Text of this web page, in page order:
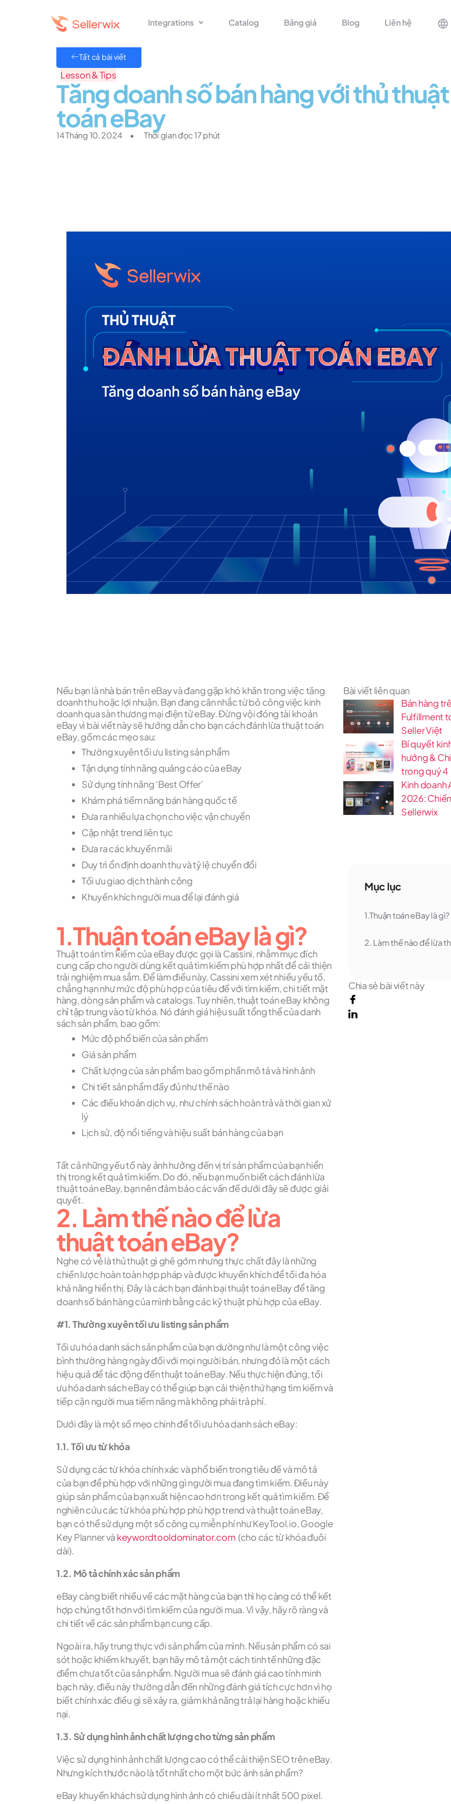
Integrations Catalog Bảng giá Blog Liên hệ
Tất cả bài viết
Lesson & Tips
Tăng doanh số bán hàng với thủ
toán eBay
14 Tháng 10, 2024 • Thời gian đọc 17 phút
Nếu bạn là nhà bán trên eBay và đang gặp khó khăn trong việc tăng
doanh thu hoặc lợi nhuận. Bạn đang cân nhắc từ bỏ công việc kinh
doanh qua sàn thương mại điện tử eBay. Đừng vội đóng tài khoản
eBay vì bài viết này sẽ hướng dẫn cho bạn cách đánh lừa thuật toán
eBay, gồm các mẹo sau:
Thường xuyên tối ưu listing sản phẩm
Tận dụng tính năng quảng cáo của eBay
Sử dụng tính năng ‘Best Offer’
Khám phá tiềm năng bán hàng quốc tế
Đưa ra nhiều lựa chọn cho việc vận chuyển
Cập nhật trend liên tục
Đưa ra các khuyến mãi
Duy trì ổn định doanh thu và tỷ lệ chuyển đổi
Tối ưu giao dịch thành công
Khuyến khích người mua để lại đánh giá
1.Thuận toán eBay là gì?
Thuật toán tìm kiếm của eBay được gọi là Cassini, nhằm mục đích
cung cấp cho người dùng kết quả tìm kiếm phù hợp nhất để cải thiện
trải nghiệm mua sắm. Để làm điều này, Cassini xem xét nhiều yếu tố,
chẳng hạn như mức độ phù hợp của tiêu đề với tìm kiếm, chi tiết mặt
hàng, dòng sản phẩm và catalogs.Tuy nhiên, thuật toán eBay không
chỉ tập trung vào từ khóa. Nó đánh giá hiệu suất tổng thể của danh
sách sản phẩm, bao gồm:
Mức độ phổ biến của sản phẩm
Giá sản phẩm
Chất lượng của sản phẩm bao gồm phần mô tả và hình ảnh
Chi tiết sản phẩm đầy đủ như thế nào
Các điều khoản dịch vụ, như chính sách hoàn trả và thời gian xử
lý
Lịch sử, độ nổi tiếng và hiệu suất bán hàng của bạn
Tất cả những yếu tố này ảnh hưởng đến vị trí sản phẩm của bạn hiển
thị trong kết quả tìm kiếm. Do đó, nếu bạn muốn biết cách đánh lừa
thuật toán eBay, bạn nên đảm bảo các vấn đề dưới đây sẽ được giải
quyết.
2. Làm thế nào để lừa
thuật toán eBay?
Nghe có vẻ là thủ thuật gì ghê gớm nhưng thực chất đây là những
chiến lược hoàn toàn hợp pháp và được khuyến khích để tối đa hóa
khả năng hiển thị. Đây là cách bạn đánh bại thuật toán eBay để tăng
doanh số bán hàng của mình bằng các kỹ thuật phù hợp của eBay.
#1. Thường xuyên tối ưu listing sản phẩm
Tối ưu hóa danh sách sản phẩm của bạn dường như là một công việc
bình thường hàng ngày đối với mọi người bán, nhưng đó là một cách
hiệu quả để tác động đến thuật toán eBay. Nếu thực hiện đúng, tối
ưu hóa danh sách eBay có thể giúp bạn cải thiện thứ hạng tìm kiếm và
tiếp cận người mua tiềm năng mà không phải trả phí.
Dưới đây là một số mẹo chính để tối ưu hóa danh sách eBay:
1.1. Tối ưu từ khóa
Sử dụng các từ khóa chính xác và phổ biến trong tiêu đề và mô tả
của bạn để phù hợp với những gì người mua đang tìm kiếm. Điều này
giúp sản phẩm của bạn xuất hiện cao hơn trong kết quả tìm kiếm. Để
nghiên cứu các từ khóa phù hợp phù hợp trend và thuật toán eBay,
bạn có thể sử dụng một số công cụ miễn phí như KeyTool.io, Google
Key Planner và keywordtooldominator.com(cho các từ khóa đuôi
dài).
1.2. Mô tả chính xác sản phẩm
eBay càng biết nhiều về các mặt hàng của bạn thì họ càng có thể kết
hợp chúng tốt hơn với tìm kiếm của người mua. Vì vậy, hãy rõ ràng và
chi tiết về các sản phẩm bạn cung cấp.
Ngoài ra, hãy trung thực với sản phẩm của mình. Nếu sản phẩm có sai
sót hoặc khiếm khuyết, bạn hãy mô tả một cách tinh tế những đặc
điểm chưa tốt của sản phẩm. Người mua sẽ đánh giá cao tính minh
bạch này, điều này thường dẫn đến những đánh giá tích cực hơn vì họ
biết chính xác điều gì sẽ xảy ra, giảm khả năng trả lại hàng hoặc khiếu
nại.
1.3. Sử dụng hình ảnh chất lượng cho từng sản phẩm
Việc sử dụng hình ảnh chất lượng cao có thể cải thiện SEO trên eBay.
Nhưng kích thước nào là tốt nhất cho một bức ảnh sản phẩm?
eBay khuyến khách sử dụng hình ảnh có chiều dài ít nhất 500 pixel.
Bài viết liên quan
Bán hàng
Fulfillment
Seller Việt
Bí quyết
hướng &
trong quý 4
Kinh doanh
2026:
Sellerwix
Mục lục
1.Thuận toán eBay là gì?
2. Làm thế nào để lừa
Chia sẻ bài viết này